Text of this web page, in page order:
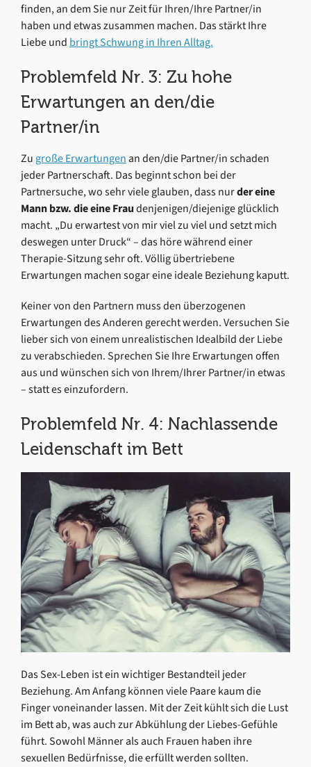
finden, an dem Sie nur Zeit für Ihren/Ihre Partner/in
haben und etwas zusammen machen. Das stärkt Ihre
Liebe und bringt Schwung in Ihren Alltag.
Problemfeld Nr. 3: Zu hohe
Erwartungen an den/die
Partner/in
Zu große Erwartungen an den/die Partner/in schaden
jeder Partnerschaft. Das beginnt schon bei der
Partnersuche, wo sehr viele glauben, dass nurder eine
Mann bzw. die eine Fraudenjenigen/diejenige glücklich
macht. „Du erwartest von mir viel zu viel und setzt mich
deswegen unter Druck“ – das höre während einer
Therapie-Sitzung sehr oft. Völlig übertriebene
Erwartungen machen sogar eine ideale Beziehung kaputt.
Keiner von den Partnern muss den überzogenen
Erwartungen des Anderen gerecht werden. Versuchen Sie
lieber sich von einem unrealistischen Idealbild der Liebe
zu verabschieden. Sprechen Sie Ihre Erwartungen offen
aus und wünschen sich von Ihrem/Ihrer Partner/in etwas
– statt es einzufordern.
Problemfeld Nr. 4: Nachlassende
Leidenschaft im Bett
Das Sex-Leben ist ein wichtiger Bestandteil jeder
Beziehung. Am Anfang können viele Paare kaum die
Finger voneinander lassen. Mit der Zeit kühlt sich die Lust
im Bett ab, was auch zur Abkühlung der Liebes-Gefühle
führt. Sowohl Männer als auch Frauen haben ihre
sexuellen Bedürfnisse, die erfüllt werden sollten.